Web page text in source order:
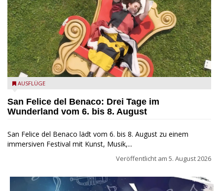
San Felice del Benaco: Drei Tage im Wunderland
AUSFLÜGE
San Felice del Benaco: Drei Tage im
Wunderland vom 6. bis 8. August
San Felice del Benaco lädt vom 6. bis 8. August zu einem
immersiven Festival mit Kunst, Musik,...
Veröffentlicht am 5. August 2026